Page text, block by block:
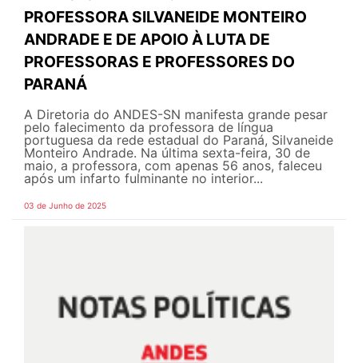
PROFESSORA SILVANEIDE MONTEIRO
ANDRADE E DE APOIO À LUTA DE
PROFESSORAS E PROFESSORES DO
PARANÁ
A Diretoria do ANDES-SN manifesta grande pesar
pelo falecimento da professora de língua
portuguesa da rede estadual do Paraná, Silvaneide
Monteiro Andrade. Na última sexta-feira, 30 de
maio, a professora, com apenas 56 anos, faleceu
após um infarto fulminante no interior...
03 de Junho de 2025